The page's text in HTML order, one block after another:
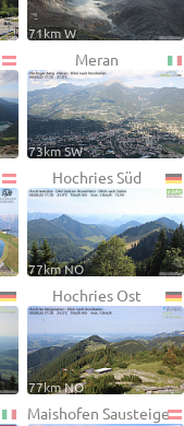
71km W
Meran
73km SW
Hochries Süd
77km NO
Hochries Ost
77km NO
Maishofen Sausteige